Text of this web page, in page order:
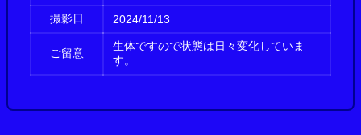
撮影日 2024/11/13
ご留意
生体ですので状態は日々変化していま
す。